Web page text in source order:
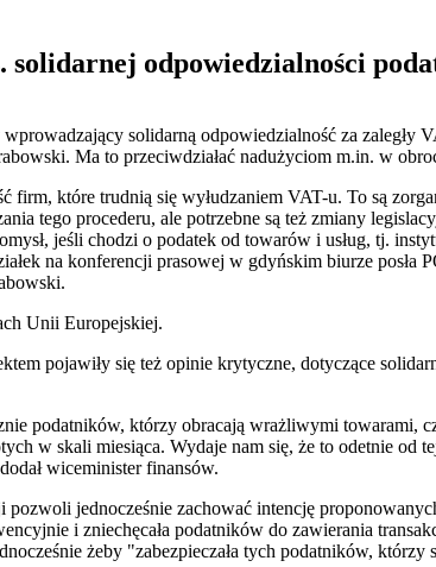
odpowiedzialności
solidarną odpowiedzialność za zaległy
Ma to przeciwdziałać nadużyciom m.in. w
które trudnią się wyłudzaniem VAT-u. To są
tego procederu, ale potrzebne są też zmiany
jeśli chodzi o podatek od towarów i usług, tj.
na konferencji prasowej w gdyńskim biurze posła
Unii Europejskiej.
pojawiły się też opinie krytyczne, dotyczące
podatników, którzy obracają wrażliwymi towarami,
w skali miesiąca. Wydaje nam się, że to odetnie od
wiceminister finansów.
jednocześnie zachować intencję
i zniechęcała podatników do zawierania
żeby "zabezpieczała tych podatników, którzy